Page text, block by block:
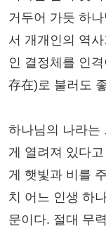
거두어 가듯 하
서 개개인의 역
인 결정체를 인
存在)로 불러도
하나님의 나라는
게 열려져 있다
게 햇빛과 비를
치 어느 인생 하
문이다. 절대 무